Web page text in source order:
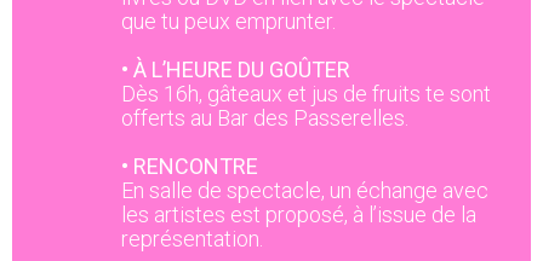
que tu peux emprunter.
• À L’HEURE DU GOÛTER
Dès 16h, gâteaux et jus de fruits te sont
offerts au Bar des Passerelles.
• RENCONTRE
En salle de spectacle, un échange avec
les artistes est proposé, à l’issue de la
représentation.